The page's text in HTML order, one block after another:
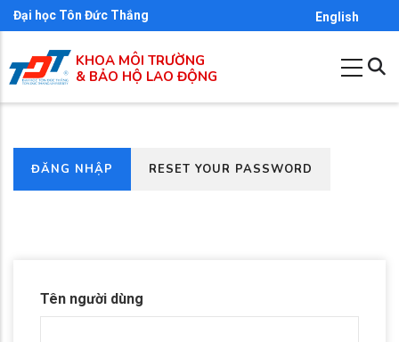
Nhảy
đến
nội
dung
Đại học Tôn Đức Thắng English
KHOA MÔI TRƯỜNG
& BẢO HỘ LAO ĐỘNG
Primary
ĐĂNG NHẬP RESET YOUR PASSWORD
Tên người dùng